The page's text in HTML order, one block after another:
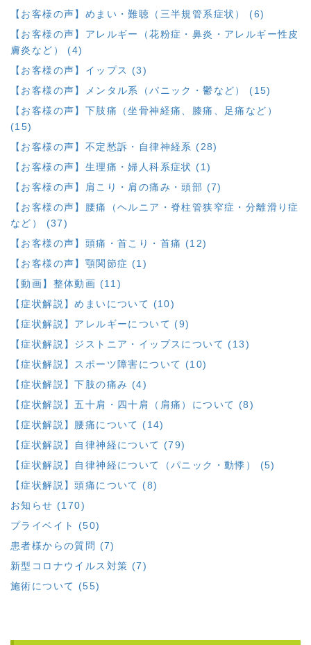
【お客様の声】めまい・難聴（三半規管系症状） (6)
【お客様の声】アレルギー（花粉症・鼻炎・アレルギー性皮
膚炎など） (4)
【お客様の声】イップス (3)
【お客様の声】メンタル系（パニック・鬱など） (15)
【お客様の声】下肢痛（坐骨神経痛、膝痛、足痛など）
(15)
【お客様の声】不定愁訴・自律神経系 (28)
【お客様の声】生理痛・婦人科系症状 (1)
【お客様の声】肩こり・肩の痛み・頭部 (7)
【お客様の声】腰痛（ヘルニア・脊柱管狭窄症・分離滑り症
など） (37)
【お客様の声】頭痛・首こり・首痛 (12)
【お客様の声】顎関節症 (1)
【動画】整体動画 (11)
【症状解説】めまいについて (10)
【症状解説】アレルギーについて (9)
【症状解説】ジストニア・イップスについて (13)
【症状解説】スポーツ障害について (10)
【症状解説】下肢の痛み (4)
【症状解説】五十肩・四十肩（肩痛）について (8)
【症状解説】腰痛について (14)
【症状解説】自律神経について (79)
【症状解説】自律神経について（パニック・動悸） (5)
【症状解説】頭痛について (8)
お知らせ (170)
プライベイト (50)
患者様からの質問 (7)
新型コロナウイルス対策 (7)
施術について (55)